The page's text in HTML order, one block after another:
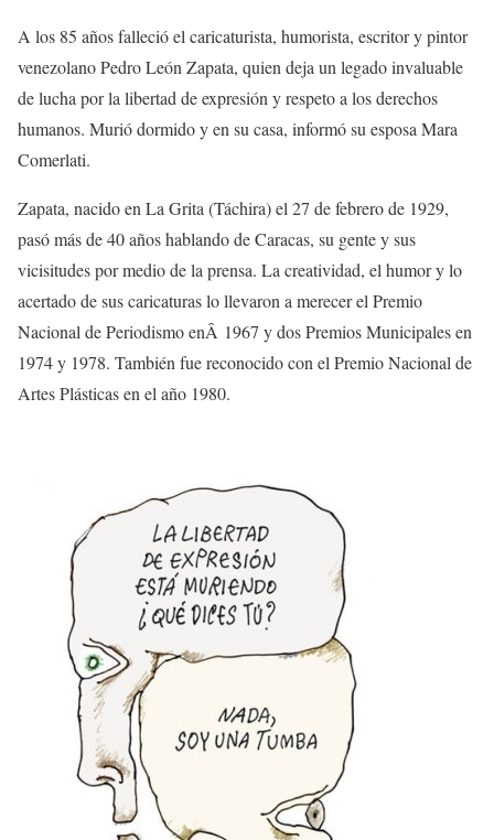
A los 85 años falleció el caricaturista, humorista, escritor y pintor
venezolano Pedro León Zapata, quien deja un legado invaluable
de lucha por la libertad de expresión y respeto a los derechos
humanos. Murió dormido y en su casa, informó su esposa Mara
Comerlati.
Zapata, nacido en La Grita (Táchira) el 27 de febrero de 1929,
pasó más de 40 años hablando de Caracas, su gente y sus
vicisitudes por medio de la prensa. La creatividad, el humor y lo
acertado de sus caricaturas lo llevaron a merecer el Premio
Nacional de Periodismo enÂ 1967 y dos Premios Municipales en
1974 y 1978. También fue reconocido con el Premio Nacional de
Artes Plásticas en el año 1980.